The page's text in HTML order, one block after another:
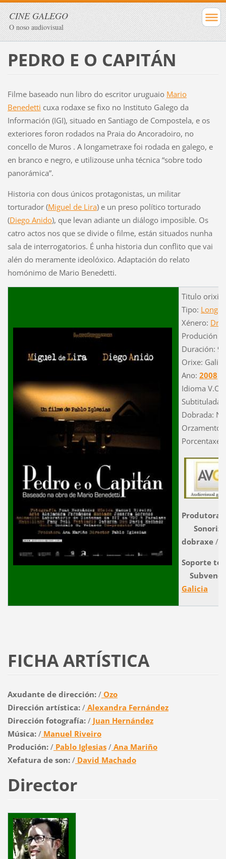
CINE GALEGO
O noso audiovisual
PEDRO E O CAPITÁN
Filme baseado nun libro do escritor uruguaio Mario
Benedetti cuxa rodaxe se fixo no Instituto Galego da
Información (IGI), situado en Santiago de Compostela, e os
exteriores foron rodados na Praia do Ancoradoiro, no
concello de Muros . A longametraxe foi rodada en galego, e
en branco e negro, e utilizouse unha técnica “sobre todo
panorámica”.
Historia con dous únicos protagonistas, un militar
torturador (Miguel de Lira) e un preso político torturado
(Diego Anido), que levan adiante un diálogo imposible. Os
catro actos nos que se divide o filme, están situados nunha
sala de interrogatorios. É unha historia dun conflito que vai
alén do meramente ideolóxico. Adaptación do relato
homónimo de Mario Benedetti.
Titulo
Tipo:
Xénero:
Produción
Duración:
Orixe:
Ano: 2008
Idioma
Subtitulada:
Dobrada:
Orzamento:
Porcentaxe
Produtora
dobraxe/
Soporte
Galicia
FICHA ARTÍSTICA
Axudante de dirección: /Ozo
Dirección artística: /Alexandra Fernández
Dirección fotografía: /Juan Hernández
Música: /Manuel Riveiro
Produción: /Pablo Iglesias/Ana Mariño
Xefatura de son: /David Machado
Director